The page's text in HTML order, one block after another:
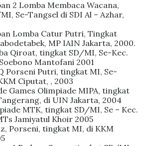
2 Lomba Membaca Wacana,
Se-Tangsel di SDI Al – Azhar,
Lomba Catur Putri, Tingkat
MP IAIN Jakarta, 2000.
Qiroat, tingkat SD/MI, Se-Kec.
Mantofani 2001
Porseni Putri, tingkat MI, Se-
Ciputat, , 2003
Games Olimpiade MIPA, tingkat
di UIN Jakarta, 2004
MTK, tingkat SD/MI, Se – Kec.
Jamiyatul Khoir 2005
Porseni, tingkat MI, di KKM